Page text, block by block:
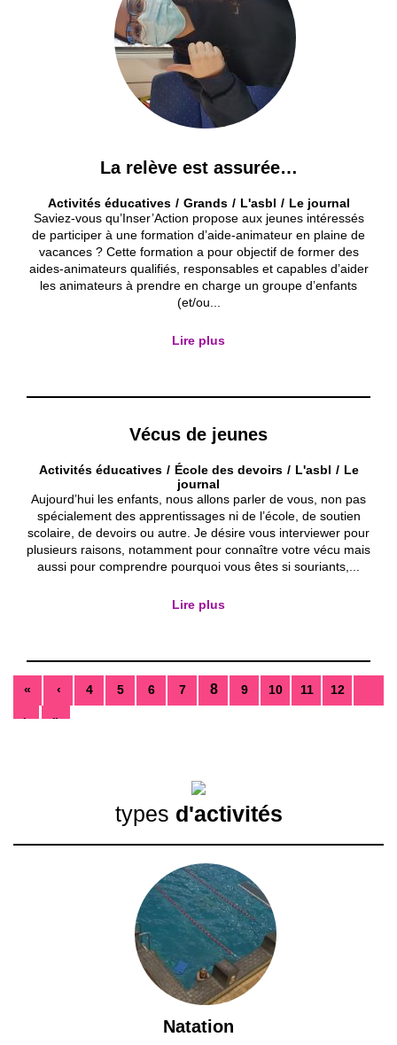
types d'activités
Natation
La relève est assurée…
Activités éducatives Grands L'asbl
Le journal
Saviez-vous qu’Inser’Action propose aux jeunes intéressés
de participer à une formation d’aide-animateur en plaine de
vacances ? Cette formation a pour objectif de former des
aides-animateurs qualifiés, responsables et capables d’aider
les animateurs à prendre en charge un groupe d’enfants
(et/ou...
Lire plus
Vécus de jeunes
Activités éducatives École des devoirs L'asbl
Le
journal
Aujourd’hui les enfants, nous allons parler de vous, non pas
spécialement des apprentissages ni de l’école, de soutien
scolaire, de devoirs ou autre. Je désire vous interviewer pour
plusieurs raisons, notamment pour connaître votre vécu mais
aussi pour comprendre pourquoi vous êtes si souriants,...
Lire plus
« ‹ 4 5 6 7 8 9 10 11 12
› »